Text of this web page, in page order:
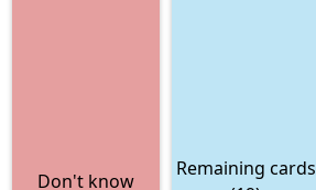
Don't know
Remaining cards